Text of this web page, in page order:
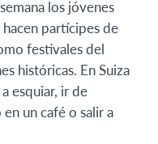
los jóvenes
partícipes de
festivales del
históricas. En Suiza
esquiar, ir de
un café o salir a